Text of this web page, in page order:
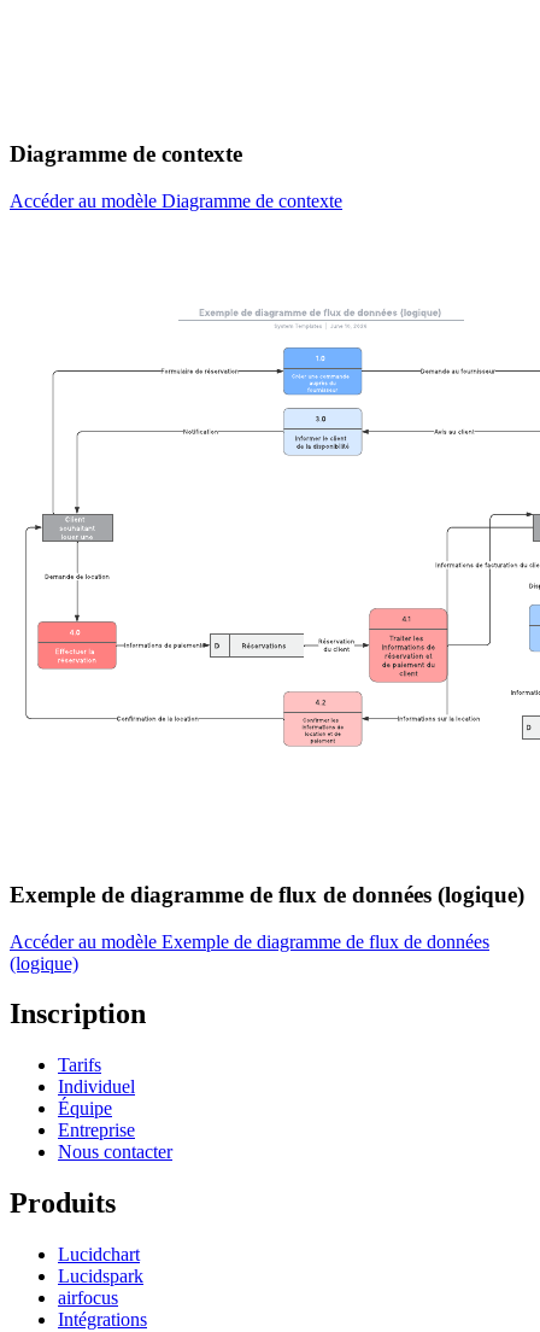
Diagramme de contexte
Accéder au modèle Diagramme de contexte
Exemple de diagramme de flux de données (logique)
Accéder au modèle Exemple de diagramme de flux de données
(logique)
Inscription
Tarifs
Individuel
Équipe
Entreprise
Nous contacter
Produits
Lucidchart
Lucidspark
airfocus
Intégrations